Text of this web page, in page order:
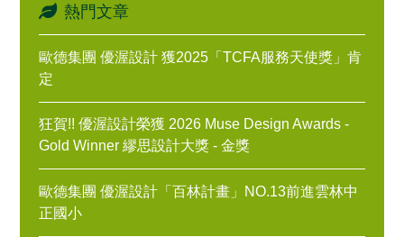
熱門文章
歐德集團 優渥設計 獲2025「TCFA服務天使獎」肯
定
狂賀!! 優渥設計榮獲 2026 Muse Design Awards -
Gold Winner 繆思設計大獎 - 金獎
歐德集團 優渥設計「百林計畫」NO.13前進雲林中
正國小